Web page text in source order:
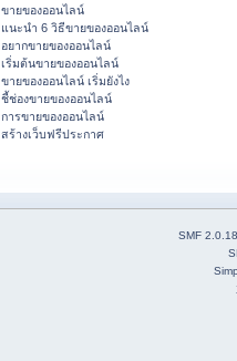
ขายของออนไลน์
แนะนำ 6 วิธีขายของออนไลน์
อยากขายของออนไลน์
เริ่มต้นขายของออนไลน์
ขายของออนไลน์ เริ่มยังไง
ชี้ช่องขายของออนไลน์
การขายของออนไลน์
สร้างเว็บฟรีประกาศ
SMF 2.0.18